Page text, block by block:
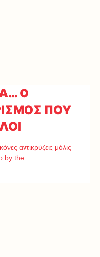
Ο
ΠΟΥ
αντικρύζεις μόλις
by the…